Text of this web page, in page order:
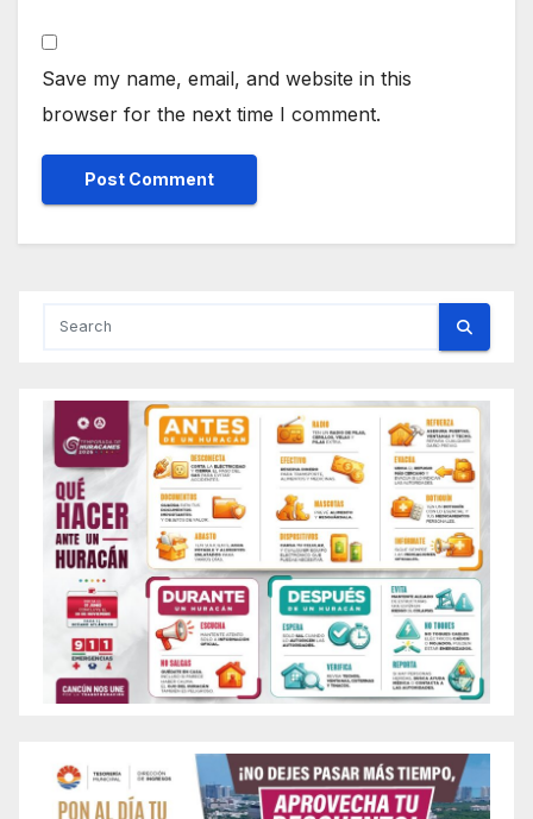
Save my name, email, and website in this
browser for the next time I comment.